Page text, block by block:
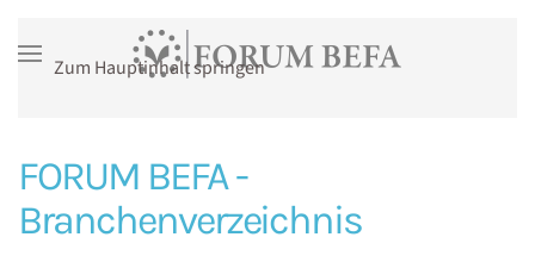
Zum Hauptinhalt springen
FORUM BEFA -
Branchenverzeichnis